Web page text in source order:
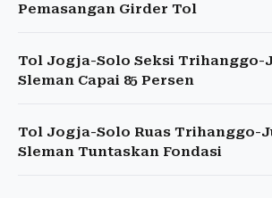
Pemasangan Girder Tol
Tol Jogja-Solo Seksi Trihanggo-
Sleman Capai 85 Persen
Tol Jogja-Solo Ruas Trihanggo-
Sleman Tuntaskan Fondasi